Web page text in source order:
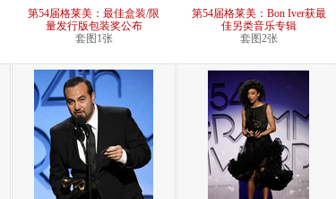
第54届格莱美：最佳盒装/限
量发行版包装奖公布
套图1张
第54届格莱美：Bon Iver获最
佳另类音乐专辑
套图2张